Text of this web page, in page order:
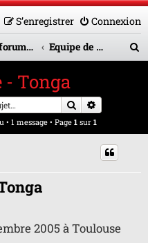
Connexion
S’enregistrer
Les forums en service Equipe de France
e
- Tonga
Rechercher
• 1 message • Page 1 sur 1
2005 à Toulouse